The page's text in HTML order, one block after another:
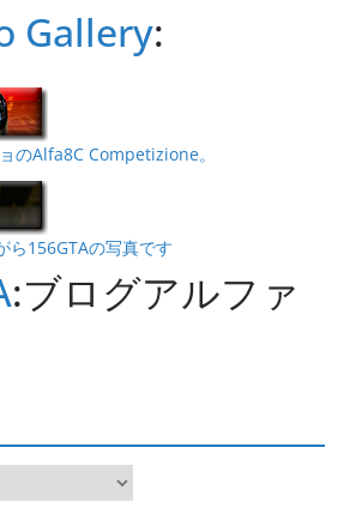
Gallery:
のAlfa8C Competizione。
ら156GTAの写真です
:ブログアルファ